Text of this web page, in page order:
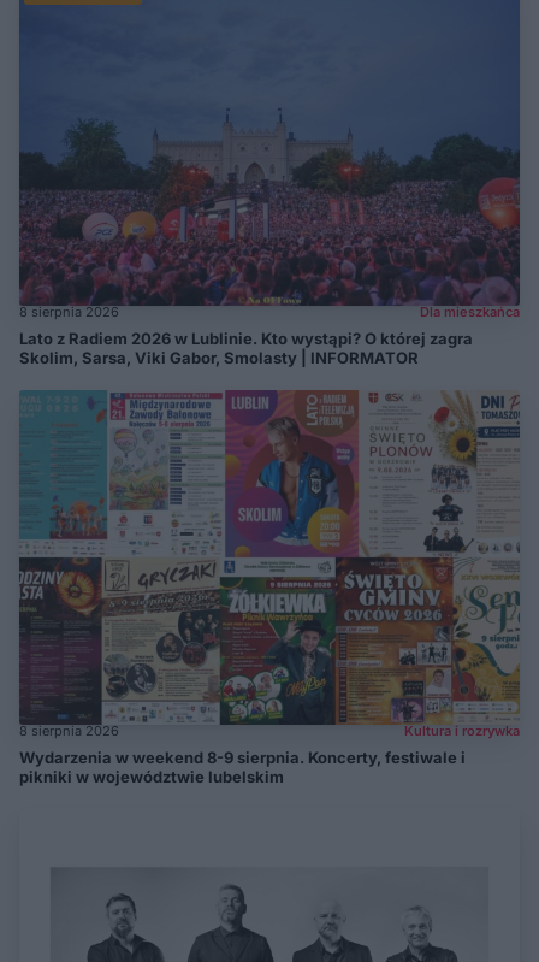
8 sierpnia 2026 Dla mieszkańca
Lato z Radiem 2026 w Lublinie. Kto wystąpi? O której zagra
Skolim, Sarsa, Viki Gabor, Smolasty | INFORMATOR
8 sierpnia 2026 Kultura i rozrywka
Wydarzenia w weekend 8-9 sierpnia. Koncerty, festiwale i
pikniki w województwie lubelskim